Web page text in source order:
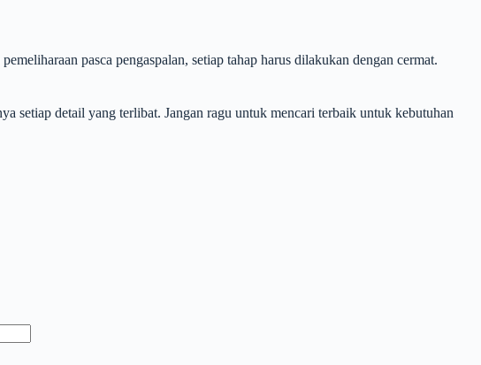
pasca pengaspalan, setiap tahap harus dilakukan dengan cermat.
setiap detail yang terlibat. Jangan ragu untuk mencari terbaik untuk kebutuhan